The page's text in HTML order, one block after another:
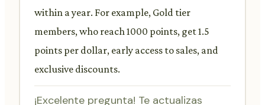
within a year. For example, Gold tier
members, who reach 1000 points, get 1.5
points per dollar, early access to sales, and
exclusive discounts.
¡Excelente pregunta! Te actualizas